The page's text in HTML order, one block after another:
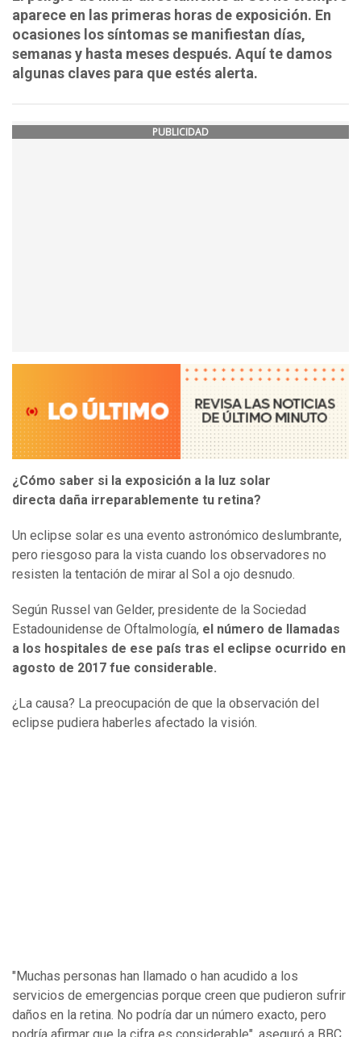
aparece en las primeras horas de exposición. En
ocasiones los síntomas se manifiestan días,
semanas y hasta meses después. Aquí te damos
algunas claves para que estés alerta.
PUBLICIDAD
¿Cómo saber si la exposición a la luz solar
directa daña irreparablemente tu retina?
Un eclipse solar es una evento astronómico deslumbrante,
pero riesgoso para la vista cuando los observadores no
resisten la tentación de mirar al Sol a ojo desnudo.
Según Russel van Gelder, presidente de la Sociedad
Estadounidense de Oftalmología, el número de llamadas
a los hospitales de ese país tras el eclipse ocurrido en
agosto de 2017 fue considerable.
¿La causa? La preocupación de que la observación del
eclipse pudiera haberles afectado la visión.
"Muchas personas han llamado o han acudido a los
servicios de emergencias porque creen que pudieron sufrir
daños en la retina. No podría dar un número exacto, pero